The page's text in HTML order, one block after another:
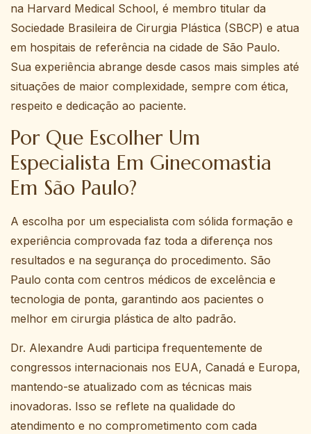
na Harvard Medical School, é membro titular da
Sociedade Brasileira de Cirurgia Plástica (SBCP) e atua
em hospitais de referência na cidade de São Paulo.
Sua experiência abrange desde casos mais simples até
situações de maior complexidade, sempre com ética,
respeito e dedicação ao paciente.
Por Que Escolher Um
Especialista Em Ginecomastia
Em São Paulo?
A escolha por um especialista com sólida formação e
experiência comprovada faz toda a diferença nos
resultados e na segurança do procedimento. São
Paulo conta com centros médicos de excelência e
tecnologia de ponta, garantindo aos pacientes o
melhor em cirurgia plástica de alto padrão.
Dr. Alexandre Audi participa frequentemente de
congressos internacionais nos EUA, Canadá e Europa,
mantendo-se atualizado com as técnicas mais
inovadoras. Isso se reflete na qualidade do
atendimento e no comprometimento com cada